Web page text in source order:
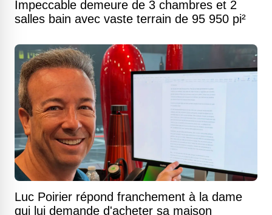
Impeccable demeure de 3 chambres et 2
salles bain avec vaste terrain de 95 950 pi²
Luc Poirier répond franchement à la dame
qui lui demande d'acheter sa maison